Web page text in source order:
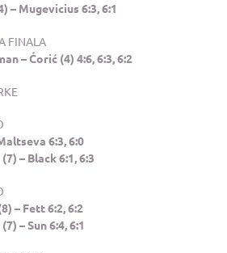
– Mugevicius 6:3, 6:1
FINALA
– Ćorić (4) 4:6, 6:3, 6:2
6:3, 6:0
– Black 6:1, 6:3
– Fett 6:2, 6:2
– Sun 6:4, 6:1